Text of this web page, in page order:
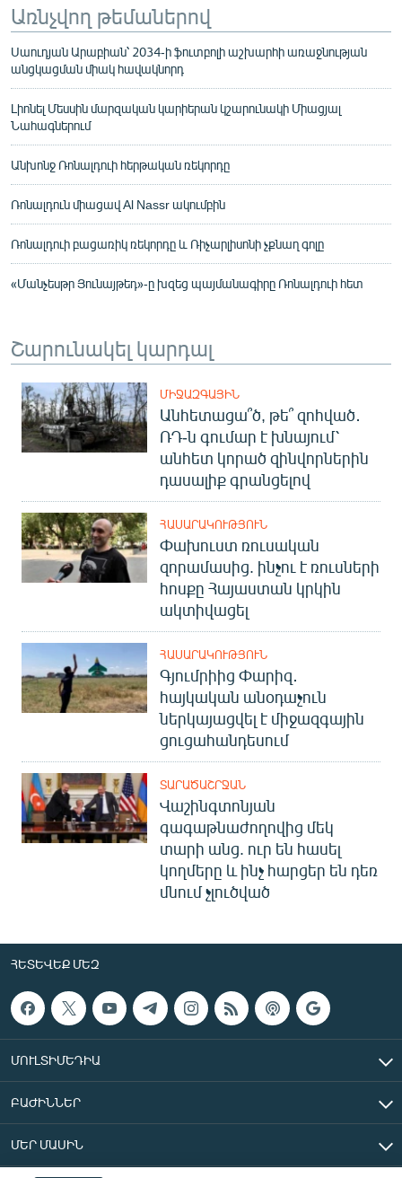
Առնչվող թեմաներով
Սաուդյան Արաբիան՝ 2034-ի ֆուտբոլի աշխարհի առաջնության
անցկացման միակ հավակնորդ
Լիոնել Մեսսին մարզական կարիերան կշարունակի Միացյալ
Նահագներում
Անխոնջ Ռոնալդուի հերթական ռեկորդը
Ռոնալդուն միացավ Al Nassr ակումբին
Ռոնալդուի բացառիկ ռեկորդը և Ռիչարլիսոնի չքնաղ գոլը
«Մանչեսթր Յունայթեդ»-ը խզեց պայմանագիրը Ռոնալդուի հետ
Շարունակել կարդալ
ՄԻՋԱԶԳԱՅԻՆ
Անհետացա՞ծ, թե՞ զոհված․
ՌԴ-ն գումար է խնայում՝
անհետ կորած զինվորներին
դասալիք գրանցելով
ՀԱՍԱՐԱԿՈՒԹՅՈՒՆ
Փախուստ ռուսական
զորամասից. ինչու է ռուսների
հոսքը Հայաստան կրկին
ակտիվացել
ՀԱՍԱՐԱԿՈՒԹՅՈՒՆ
Գյումրիից Փարիզ․
հայկական անօդաչուն
ներկայացվել է միջազգային
ցուցահանդեսում
ՏԱՐԱԾԱՇՐՋԱՆ
Վաշինգտոնյան
գագաթնաժողովից մեկ
տարի անց. ուր են հասել
կողմերը և ինչ հարցեր են դեռ
մնում չլուծված
ՀԵՏԵՎԵՔ ՄԵԶ
ՄՈՒԼՏԻՄԵԴԻԱ
ԲԱԺԻՆՆԵՐ
ՄԵՐ ՄԱՍԻՆ